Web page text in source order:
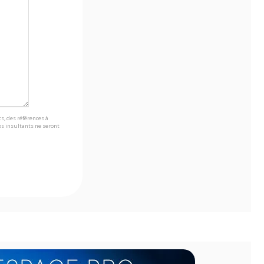
des références à
insultants ne seront